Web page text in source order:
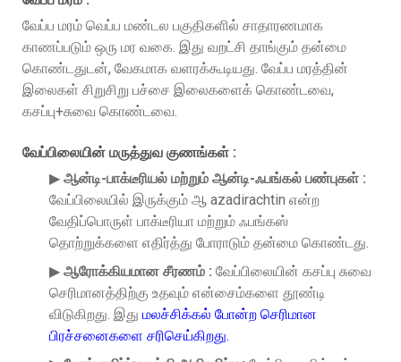
வேப்ப மரம் வெப்ப மண்டல பகுதிகளில் சாதாரணமாக
காணப்படும் ஒரு மர வகை. இது வறட்சி தாங்கும் தன்மை
கொண்டதுடன், வேகமாக வளரக்கூடியது. வேப்ப மரத்தின்
இலைகள் சிறுசிறு பச்சை இலைகளைக் கொண்டவை,
கசப்பு+சுவை கொண்டவை.
வேப்பிலையின் மருத்துவ குணங்கள் :
▶ ஆன்டி-பாக்டீரியல் மற்றும் ஆன்டி-ஃபங்கல் பண்புகள் :
வேப்பிலையில் இருக்கும் ஆ azadirachtin என்ற
வேதிப்பொருள் பாக்டீரியா மற்றும் ஃபங்கஸ்
தொற்றுக்களை எதிர்த்து போராடும் தன்மை கொண்டது.
▶ ஆரோக்கியமான சீரணம் : வேப்பிலையின் கசப்பு சுவை
செரிமானத்திற்கு உதவும் என்சைம்களை தூண்டி
விடுகிறது. இது மலச்சிக்கல் போன்ற செரிமான
பிரச்சனைகளை சரிசெய்கிறது.